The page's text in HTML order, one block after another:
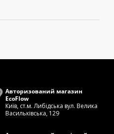
Авторизований магазин
EcoFlow
Київ, ст.м. Либідська вул. Велика
Васильківська, 129